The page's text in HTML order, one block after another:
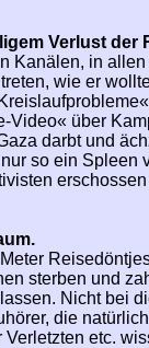
Verlust der
Kanälen, in
wie er
über
darbt und
so ein
sterben und
Nicht
die
etc.